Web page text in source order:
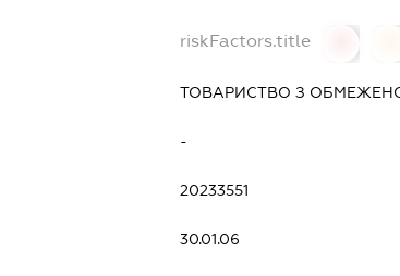
riskFactors.title
ТОВАРИСТВО З
-
20233551
30.01.06